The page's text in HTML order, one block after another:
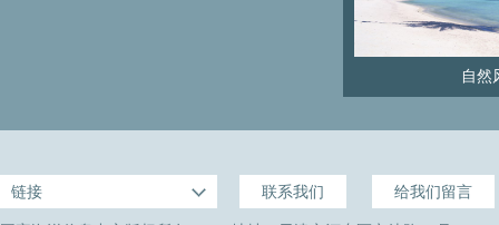
自然
链接 联系我们 给我们留言